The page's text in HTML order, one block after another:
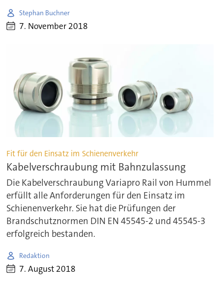
Stephan Buchner
7. November 2018
Fit für den Einsatz im Schienenverkehr
Kabelverschraubung mit Bahnzulassung
Die Kabelverschraubung Variapro Rail von Hummel
erfüllt alle Anforderungen für den Einsatz im
Schienenverkehr. Sie hat die Prüfungen der
Brandschutznormen DIN EN 45545-2 und 45545-3
erfolgreich bestanden.
Redaktion
7. August 2018